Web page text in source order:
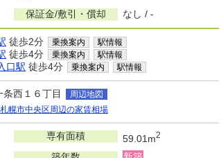
保証金/敷引・償却 なし / -
徒歩2分 乗換案内 駅情報
徒歩4分 乗換案内 駅情報
口駅 徒歩4分 乗換案内 駅情報
西１６丁目
周辺地図
札幌市中央区周辺の家賃相場
専有面積 59.01m2